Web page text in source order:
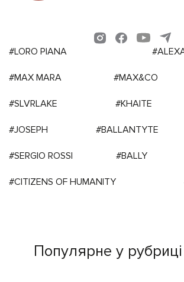
#LORO PIANA
#MAX MARA #MAX&CO
#SLVRLAKE #KHAITE
#JOSEPH #BALLANTYTE
#SERGIO ROSSI #BALLY
#CITIZENS OF HUMANITY
Популярне у